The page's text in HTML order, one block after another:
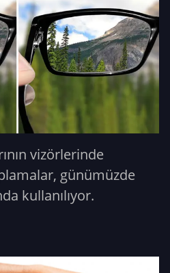
vizörlerinde
günümüzde
kullanılıyor.